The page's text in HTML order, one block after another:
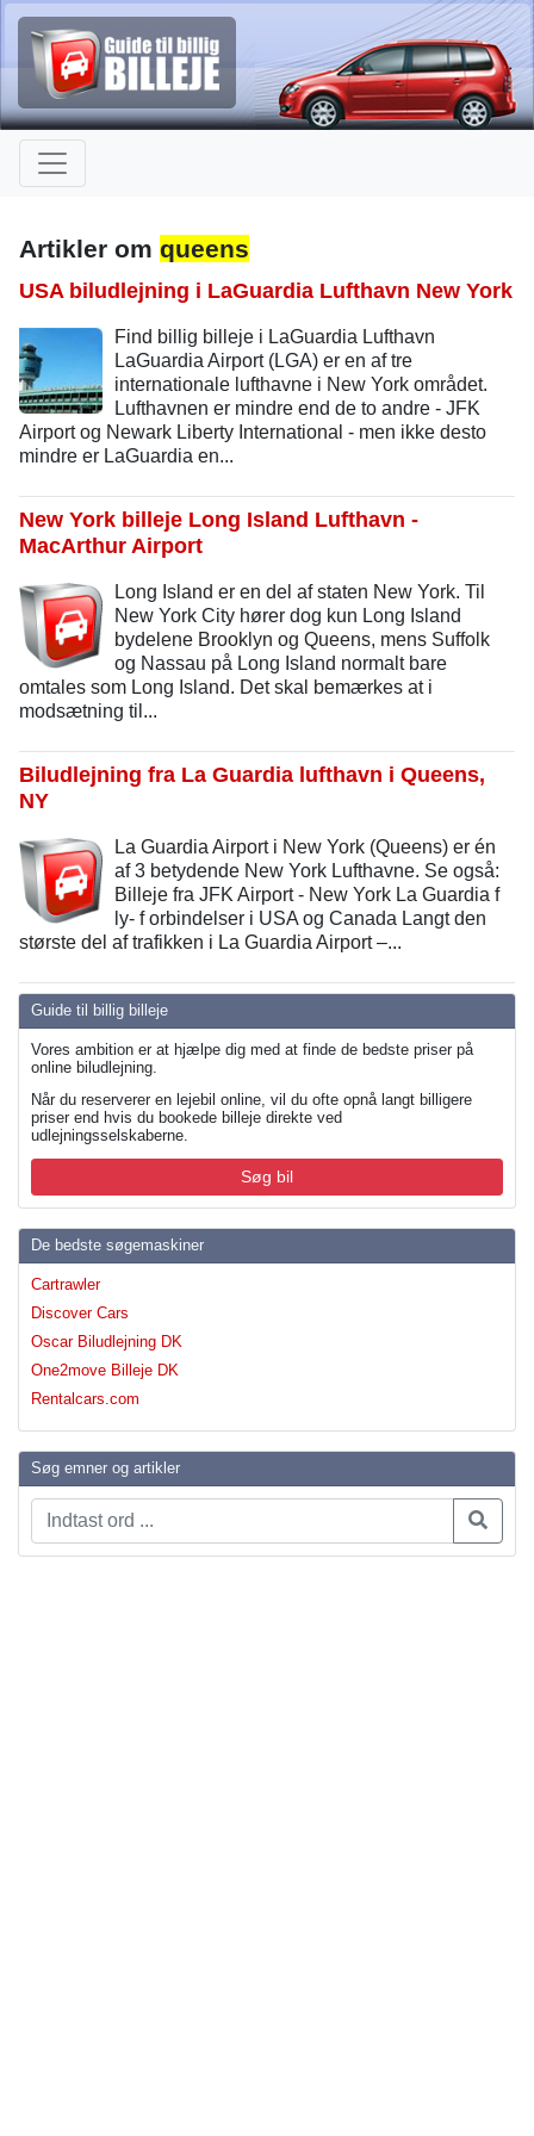
Guide til billig billeje
Vores ambition er at hjælpe dig med at finde de bedste priser på
online biludlejning.
Når du reserverer en lejebil online, vil du ofte opnå langt billigere
priser end hvis du bookede billeje direkte ved
udlejningsselskaberne.
Søg bil
De bedste søgemaskiner
Cartrawler
Discover Cars
Oscar Biludlejning DK
One2move Billeje DK
Rentalcars.com
Søg emner og artikler
Artikler om queens
USA biludlejning i LaGuardia Lufthavn New York
Find billig billeje i LaGuardia Lufthavn
LaGuardia Airport (LGA) er en af tre
internationale lufthavne i New York området.
Lufthavnen er mindre end de to andre - JFK
Airport og Newark Liberty International - men ikke desto
mindre er LaGuardia en...
New York billeje Long Island Lufthavn -
MacArthur Airport
Long Island er en del af staten New York. Til
New York City hører dog kun Long Island
bydelene Brooklyn og Queens, mens Suffolk
og Nassau på Long Island normalt bare
omtales som Long Island. Det skal bemærkes at i
modsætning til...
Biludlejning fra La Guardia lufthavn i Queens,
NY
La Guardia Airport i New York (Queens) er én
af 3 betydende New York Lufthavne. Se også:
Billeje fra JFK Airport - New York La Guardia f
ly- f orbindelser i USA og Canada Langt den
største del af trafikken i La Guardia Airport –...